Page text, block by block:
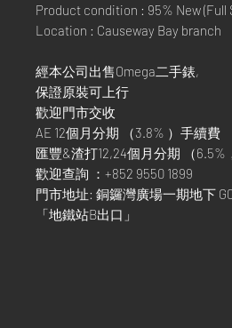
Product condition : 95% New (Full
Location : Causeway Bay branch
經本公司出售Omega二手錶,
保證原裝可上行
歡迎門市交收
AE 12個月分期 （3.8% ）手續費
匯豐&渣打12,24個月分期 （6.5%
歡迎查詢 ：+852 9550 1899
門市地址: 銅鑼灣廣場一期地下
「地鐵站B出口」